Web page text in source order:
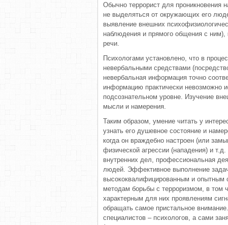
Обычно террорист для проникновения
не выделяться от окружающих его
выявление внешних
наблюдения и прямого общения с ним),
речи.
Психологами установлено, что в
невербальными средствами
невербальная информация точно
информацию практически невозможно
подсознательном уровне. Изучение
мысли и намерения.
Таким образом, умение читать у
узнать его душевное состояние и
когда он враждебно настроен (или
физической агрессии (нападения) и
внутренних дел, профессиональная
людей. Эффективное выполнение
высококвалифицированным и опытным
методам борьбы с терроризмом, в том
характерным для них проявлениям
обращать самое пристальное
специалистов – психологов, а сами